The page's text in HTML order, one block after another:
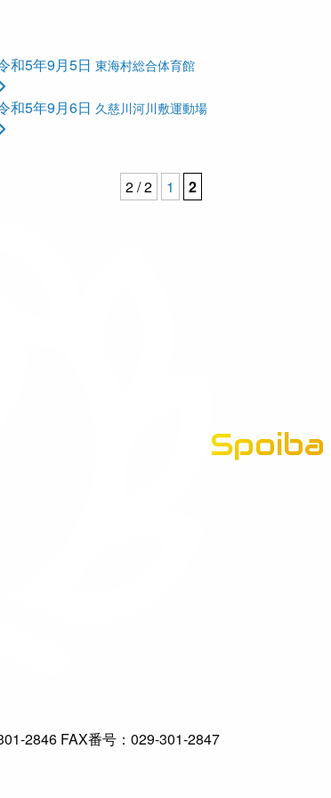
和5年9月5日 東海村総合体育館
和5年9月6日 久慈川河川敷運動場
2 / 2 1
2
Spoiba
2846 FAX番号：029-301-2847